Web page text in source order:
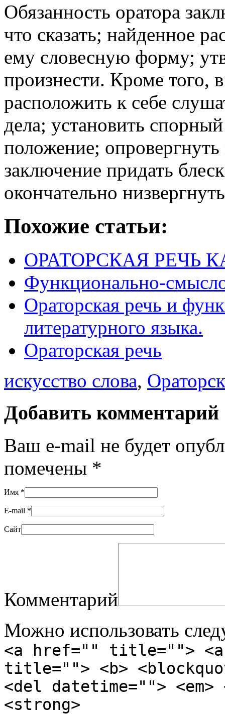
Обязанность оратора
что сказать; найденное
ему словесную форму;
произнести. Кроме того,
расположить к себе
дела; установить
положение;
заключение придать
окончательно
Похожие статьи:
ОРАТОРСКАЯ РЕЧЬ
Функционально-
Ораторская речь и
литературного языка.
Ораторская речь
искусство слова,
Добавить комментарий
Ваш e-mail не будет
помечены *
Имя *
E-mail *
Сайт
Комментарий
Можно использовать
<a href="" title="">
title=""> <b>
<del datetime="">
<strong>